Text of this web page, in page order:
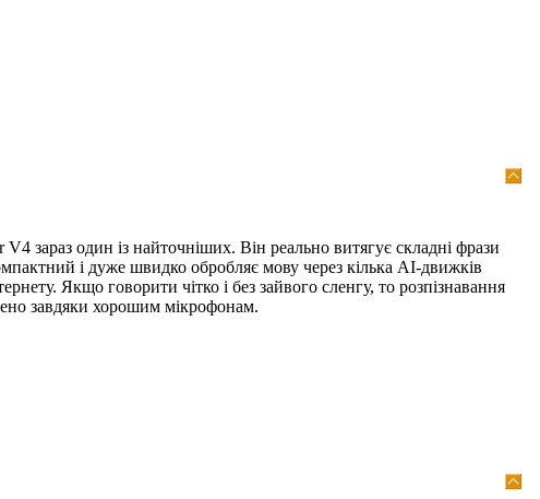
зараз один із найточніших. Він реально витягує складні фрази
і дуже швидко обробляє мову через кілька AI-движків
Якщо говорити чітко і без зайвого сленгу, то розпізнавання
завдяки хорошим мікрофонам.